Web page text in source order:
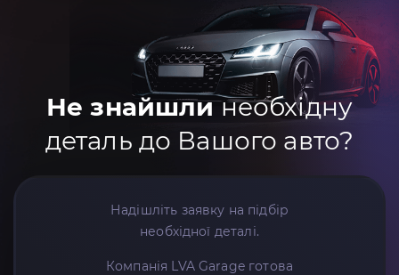
Не знайшлинеобхідну
деталь до Вашого авто?
Надішліть заявку на підбір
необхідної деталі.
Компанія LVA Garage готова